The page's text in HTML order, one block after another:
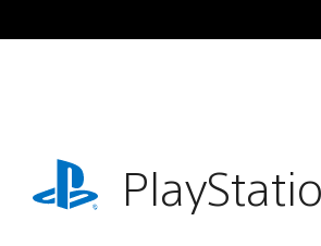
al
playstation.com